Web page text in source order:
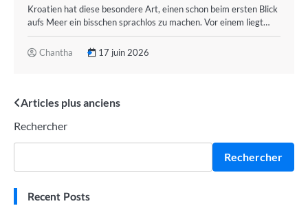
Kroatien hat diese besondere Art, einen schon beim ersten Blick
aufs Meer ein bisschen sprachlos zu machen. Vor einem liegt…
Chantha 17 juin 2026
Navigation
des
Articles plus anciens
Rechercher
Rechercher
Recent Posts